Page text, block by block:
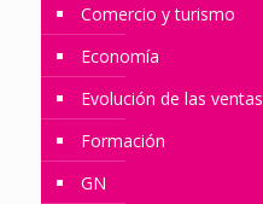
Comercio y turismo
Economía
Evolución de las ventas
Formación
GN